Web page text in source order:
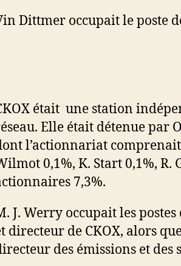
Dittmer occupait le poste
était une station
Elle était détenue par
l’actionnariat comprenait
0,1%, K. Start 0,1%, R.
7,3%.
J. Werry occupait les
directeur de CKOX, alors
des émissions et des